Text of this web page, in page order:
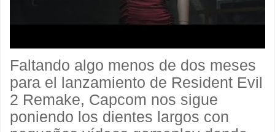
Faltando algo menos de dos meses
para el lanzamiento de Resident Evil
2 Remake, Capcom nos sigue
poniendo los dientes largos con